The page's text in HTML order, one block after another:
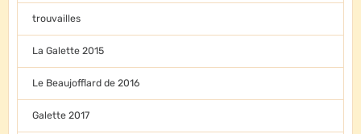
trouvailles
La Galette 2015
Le Beaujofflard de 2016
Galette 2017